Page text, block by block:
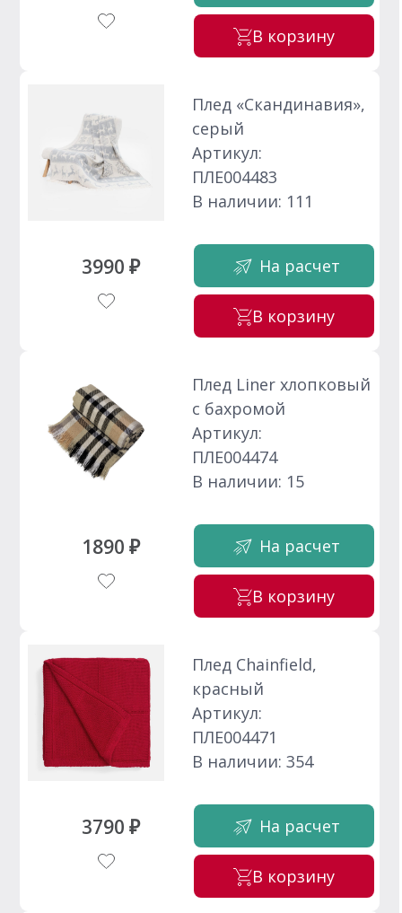
В корзину
3990 ₽
Плед «Скандинавия»,
серый
Артикул:
ПЛЕ004483
В наличии: 111
На расчет
В корзину
1890 ₽
Плед Liner хлопковый
с бахромой
Артикул:
ПЛЕ004474
В наличии: 15
На расчет
В корзину
3790 ₽
Плед Chainfield,
красный
Артикул:
ПЛЕ004471
В наличии: 354
На расчет
В корзину